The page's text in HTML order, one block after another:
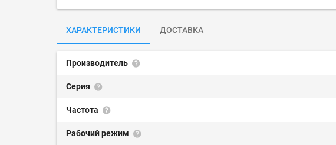
ХАРАКТЕРИСТИКИ ДОСТАВКА
Производитель
Серия
Частота
Рабочий режим